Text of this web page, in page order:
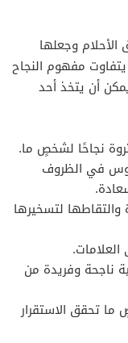
وجعلها
مفهوم النجاح
أن يتخذ أحد
نجاحًا لشخصٍ ما.
في الظروف
والتقاطها لتسخيرها
العلامات.
ناجحة وفريدة من
تحقق الاستقرار